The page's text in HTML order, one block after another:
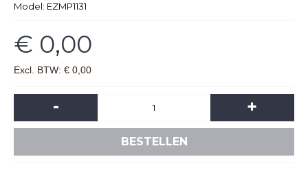
Model: EZMP1131
€ 0,00
Excl. BTW: € 0,00
- +
BESTELLEN